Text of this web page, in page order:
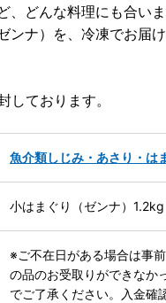
どんな料理にも合いま
ナ）を、冷凍でお届け
ております。
魚介類しじみ・あさり・は
小はまぐり（ゼンナ）
※ご不在日がある場合は事
の品のお受取りができなか
でご了承ください。入金確